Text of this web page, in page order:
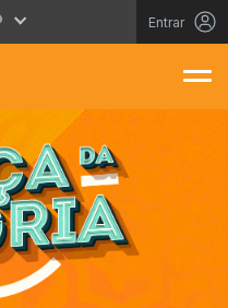
Entrar